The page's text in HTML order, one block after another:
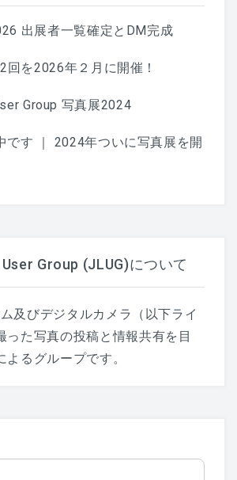
出展者一覧確定とDM完成
回を2026年２月に開催！
Group 写真展2024
です ｜ 2024年ついに写真展を開
Group (JLUG)について
及びデジタルカメラ（以下ライ
った写真の投稿と情報共有を目
よるグループです。